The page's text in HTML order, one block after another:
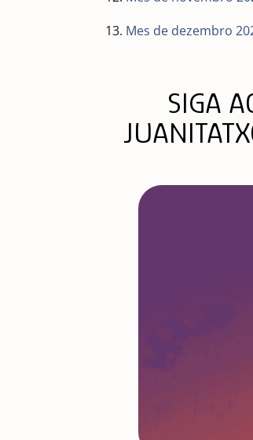
13. Mes de dezembro
SIGA